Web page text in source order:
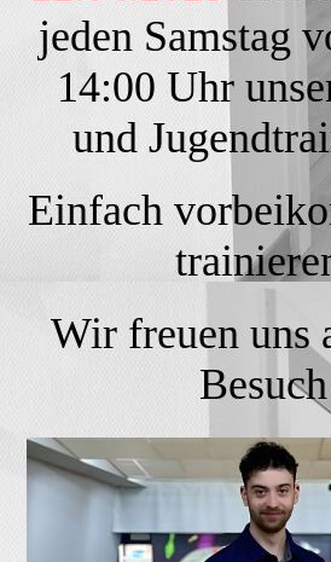
jeden Samstag
14:00 Uhr
und
Einfach
Wir freuen uns